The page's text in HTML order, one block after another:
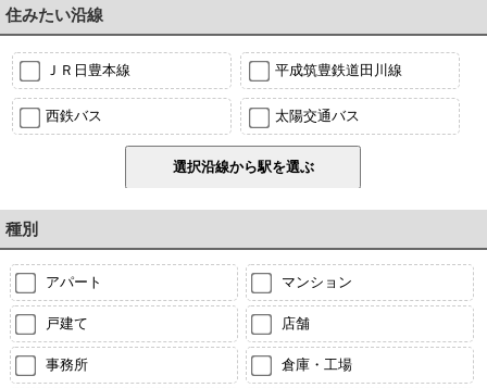
住みたい沿線
ＪＲ日豊本線 平成筑豊鉄道田川線
西鉄バス 太陽交通バス
種別
アパート マンション
戸建て 店舗
事務所 倉庫・工場